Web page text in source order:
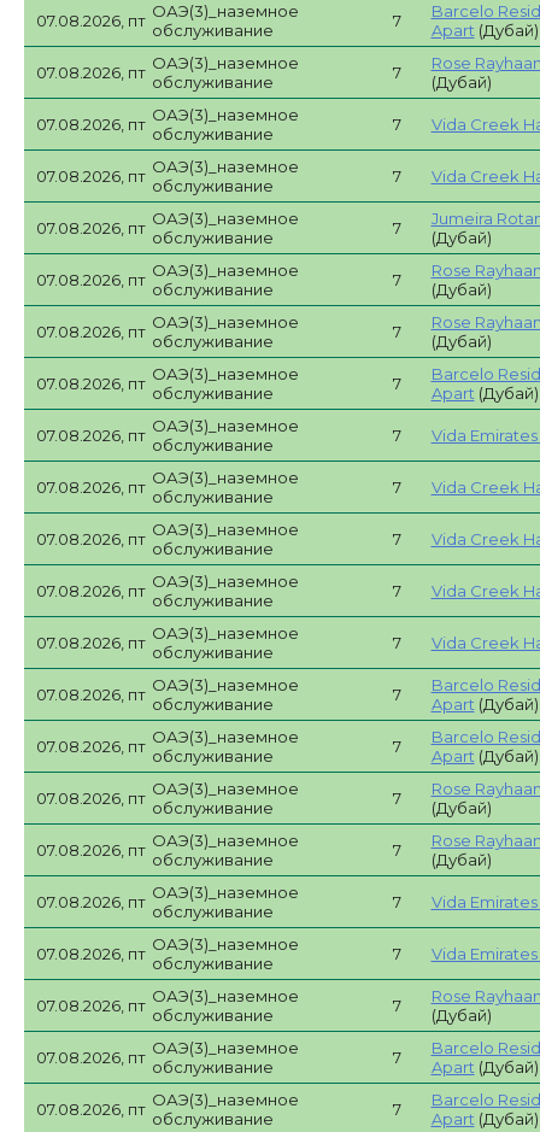
07.08.2026, пт ОАЭ(3)_наземное
обслуживание
7
Barcelo
Apart (Дубай)
07.08.2026, пт ОАЭ(3)_наземное
обслуживание
7
Rose
(Дубай)
07.08.2026, пт ОАЭ(3)_наземное
обслуживание
7 Vida Creek
07.08.2026, пт ОАЭ(3)_наземное
обслуживание
7 Vida Creek
07.08.2026, пт ОАЭ(3)_наземное
обслуживание
7
Jumeira
(Дубай)
07.08.2026, пт ОАЭ(3)_наземное
обслуживание
7
Rose
(Дубай)
07.08.2026, пт ОАЭ(3)_наземное
обслуживание
7
Rose
(Дубай)
07.08.2026, пт ОАЭ(3)_наземное
обслуживание
7
Barcelo
Apart (Дубай)
07.08.2026, пт ОАЭ(3)_наземное
обслуживание
7 Vida Emirates
07.08.2026, пт ОАЭ(3)_наземное
обслуживание
7 Vida Creek
07.08.2026, пт ОАЭ(3)_наземное
обслуживание
7 Vida Creek
07.08.2026, пт ОАЭ(3)_наземное
обслуживание
7 Vida Creek
07.08.2026, пт ОАЭ(3)_наземное
обслуживание
7 Vida Creek
07.08.2026, пт ОАЭ(3)_наземное
обслуживание
7
Barcelo
Apart (Дубай)
07.08.2026, пт ОАЭ(3)_наземное
обслуживание
7
Barcelo
Apart (Дубай)
07.08.2026, пт ОАЭ(3)_наземное
обслуживание
7
Rose
(Дубай)
07.08.2026, пт ОАЭ(3)_наземное
обслуживание
7
Rose
(Дубай)
07.08.2026, пт ОАЭ(3)_наземное
обслуживание
7 Vida Emirates
07.08.2026, пт ОАЭ(3)_наземное
обслуживание
7 Vida Emirates
07.08.2026, пт ОАЭ(3)_наземное
обслуживание
7
Rose
(Дубай)
07.08.2026, пт ОАЭ(3)_наземное
обслуживание
7
Barcelo
Apart (Дубай)
07.08.2026, пт ОАЭ(3)_наземное
обслуживание
7
Barcelo
Apart (Дубай)